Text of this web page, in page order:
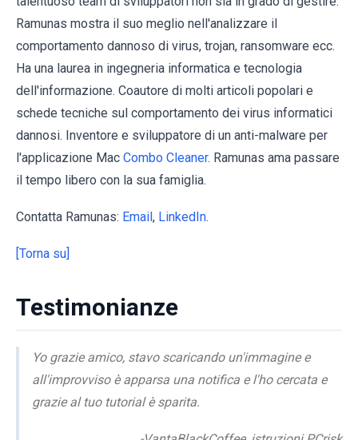
Ramunas mostra il suo meglio nell'analizzare il
comportamento dannoso di virus, trojan, ransomware ecc.
Ha una laurea in ingegneria informatica e tecnologia
dell'informazione. Coautore di molti articoli popolari e
schede tecniche sul comportamento dei virus informatici
dannosi. Inventore e sviluppatore di un anti-malware per
l'applicazione Mac Combo Cleaner. Ramunas ama passare
il tempo libero con la sua famiglia.
Contatta Ramunas: Email, LinkedIn.
[Torna su]
Testimonianze
Yo grazie amico, stavo scaricando un'immagine e
all'improvviso è apparsa una notifica e l'ho cercata e
grazie al tuo tutorial è sparita.